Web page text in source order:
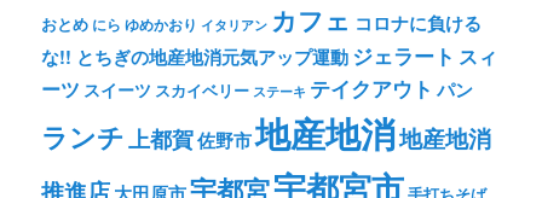
おとめ にら ゆめかおり イタリアン カフェ コロナに負ける
な!! とちぎの地産地消元気アップ運動ジェラート スィ
ーツ スイーツ スカイベリー ステーキ テイクアウト パン
ランチ上都賀佐野市地産地消地産地消
宇都宮宇都宮市